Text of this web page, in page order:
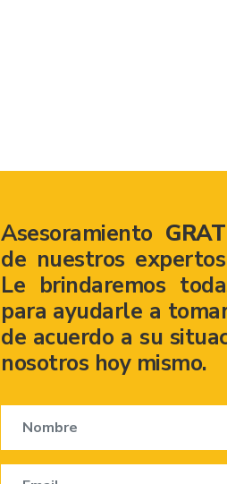
Asesoramiento
de nuestros
Le brindaremos
para ayudarle a
de acuerdo a su
nosotros hoy mismo.